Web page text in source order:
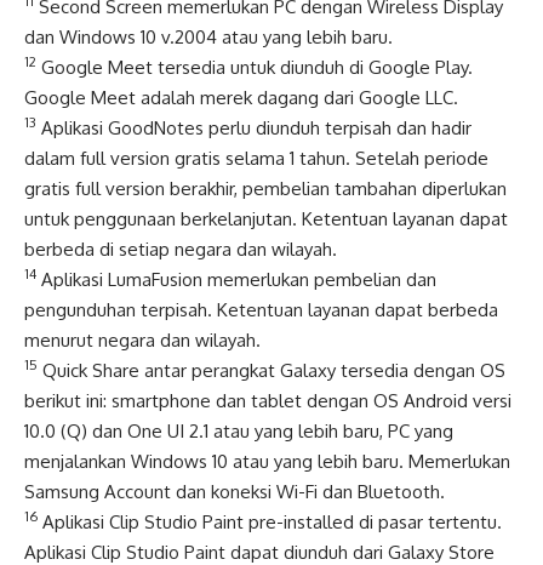
Second Screen memerlukan PC dengan Wireless Display
dan Windows 10 v.2004 atau yang lebih baru.
12 Google Meet tersedia untuk diunduh di Google Play.
Google Meet adalah merek dagang dari Google LLC.
13 Aplikasi GoodNotes perlu diunduh terpisah dan hadir
dalam full version gratis selama 1 tahun. Setelah periode
gratis full version berakhir, pembelian tambahan diperlukan
untuk penggunaan berkelanjutan. Ketentuan layanan dapat
berbeda di setiap negara dan wilayah.
14 Aplikasi LumaFusion memerlukan pembelian dan
pengunduhan terpisah. Ketentuan layanan dapat berbeda
menurut negara dan wilayah.
15 Quick Share antar perangkat Galaxy tersedia dengan OS
berikut ini: smartphone dan tablet dengan OS Android versi
10.0 (Q) dan One UI 2.1 atau yang lebih baru, PC yang
menjalankan Windows 10 atau yang lebih baru. Memerlukan
Samsung Account dan koneksi Wi-Fi dan Bluetooth.
16 Aplikasi Clip Studio Paint pre-installed di pasar tertentu.
Aplikasi Clip Studio Paint dapat diunduh dari Galaxy Store